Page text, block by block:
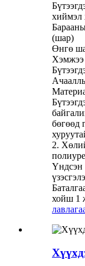
хиймэл
(шар)
Өнгө
Хэмжээ
бөгөөд
2.
Үндсэн
хойш 1